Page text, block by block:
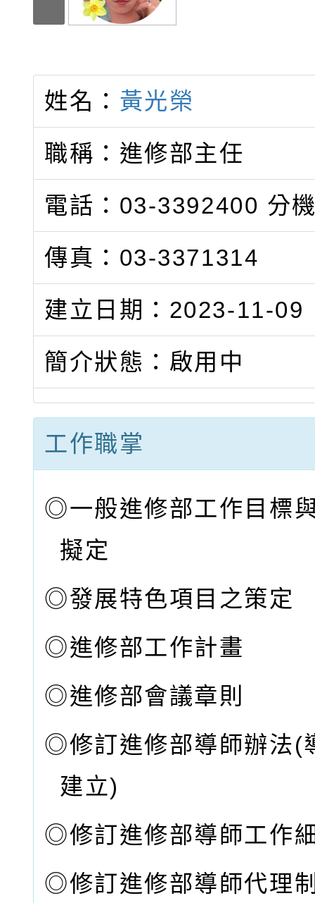
姓名： 黃光榮
職稱：進修部主任
電話：03-3392400 分
傳真：03-3371314
建立日期：2023-11-09
簡介狀態：啟用中
工作職掌
◎一般進修部工作目標
擬定
◎發展特色項目之策定
◎進修部工作計畫
◎進修部會議章則
◎修訂進修部導師辦法(
建立)
◎修訂進修部導師工作
◎修訂進修部導師代理